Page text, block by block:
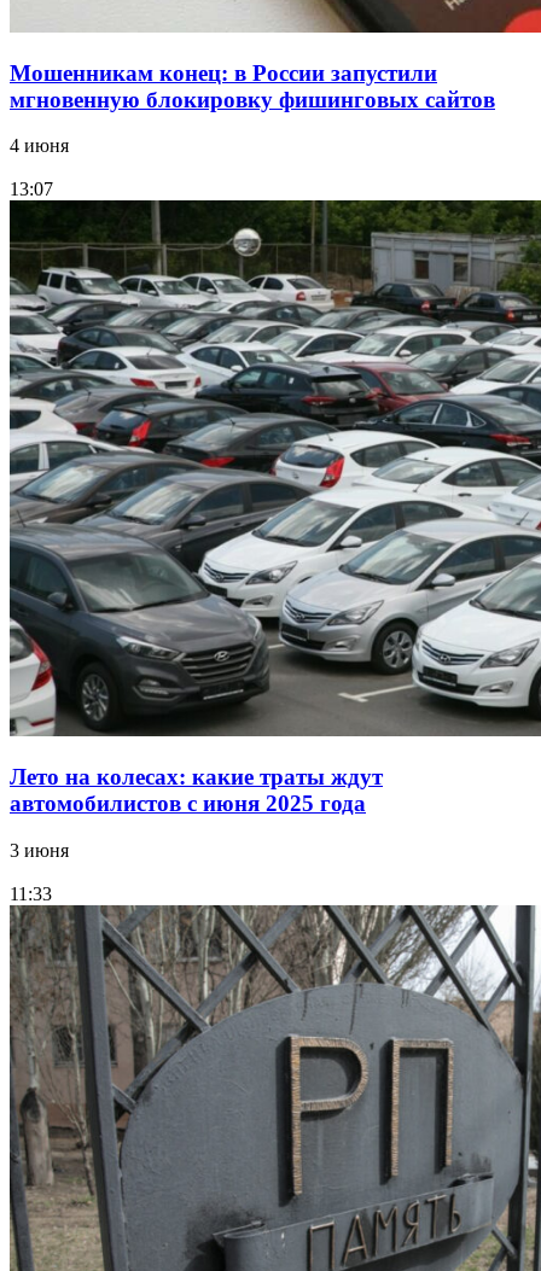
Мошенникам конец: в России запустили
мгновенную блокировку фишинговых сайтов
4 июня
13:07
Лето на колесах: какие траты ждут
автомобилистов с июня 2025 года
3 июня
11:33